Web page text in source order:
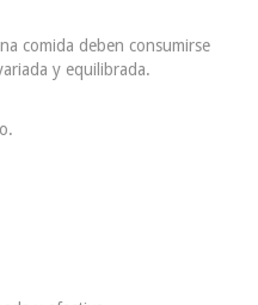
comida deben consumirse
y equilibrada.